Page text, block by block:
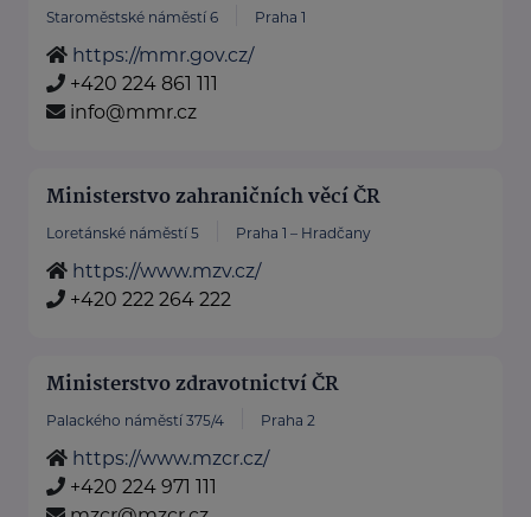
Staroměstské náměstí 6 Praha 1
https://mmr.gov.cz/
+420 224 861 111
info@mmr.cz
Ministerstvo zahraničních věcí ČR
Loretánské náměstí 5 Praha 1 – Hradčany
https://www.mzv.cz/
+420 222 264 222
Ministerstvo zdravotnictví ČR
Palackého náměstí 375/4 Praha 2
https://www.mzcr.cz/
+420 224 971 111